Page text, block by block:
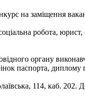
на заміщення
робота,
органу
паспорта, диплому
114, каб. 202.